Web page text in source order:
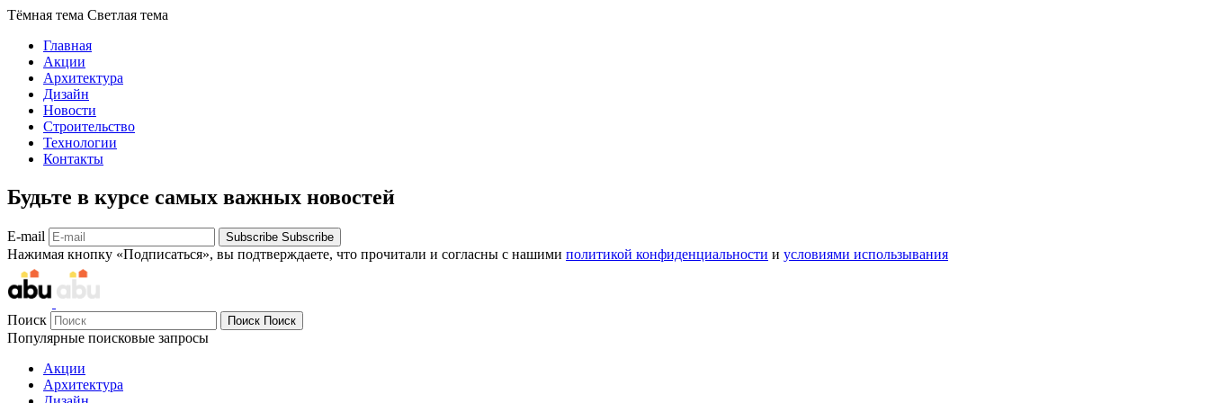
Тёмная тема Светлая тема
Главная
Акции
Архитектура
Дизайн
Новости
Строительство
Технологии
Контакты
Будьте в курсе самых важных новостей
E-mail Subscribe Subscribe
Нажимая кнопку «Подписаться», вы подтверждаете, что прочитали и согласны с нашими политикой конфиденциальности и условиями использывания
Поиск Поиск Поиск
Популярные поисковые запросы
Акции
Архитектура